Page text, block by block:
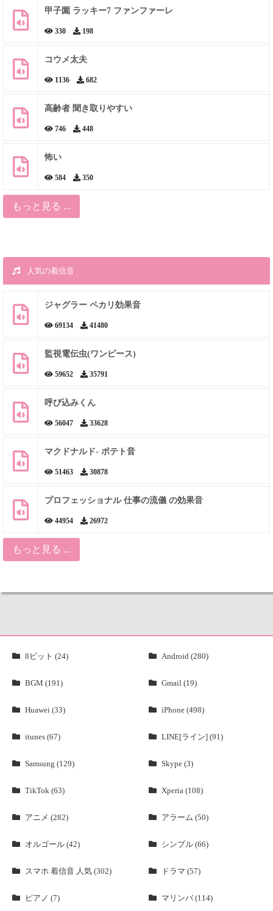
甲子園 ラッキー7 ファンファーレ
330 198
コウメ太夫
1136 682
高齢者 聞き取りやすい
746 448
怖い
584 350
もっと見る ...
人気の着信音
ジャグラー ペカリ効果音
69134 41480
監視電伝虫(ワンピース)
59652 35791
呼び込みくん
56047 33628
マクドナルド- ポテト音
51463 30878
プロフェッショナル 仕事の流儀 の効果音
44954 26972
もっと見る ...
8ビット (24) Android (280)
BGM (191) Gmail (19)
Huawei (33) iPhone (498)
itunes (67) LINE[ライン] (91)
Samsung (129) Skype (3)
TikTok (63) Xperia (108)
アニメ (282) アラーム (50)
オルゴール (42) シンプル (66)
スマホ 着信音 人気 (302) ドラマ (57)
ピアノ (7) マリンバ (114)